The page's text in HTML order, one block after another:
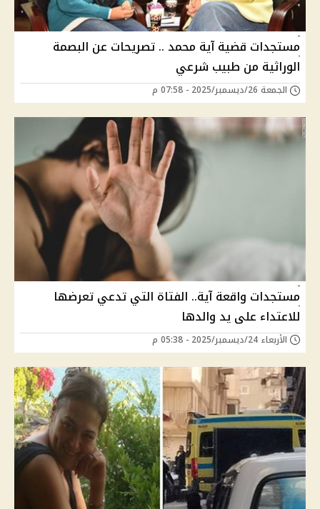
مستجدات قضية آية محمد .. تصريحات عن البصمة
الوراثية من طبيب شرعي
الجمعة 26/ديسمبر/2025 - 07:58 م
مستجدات واقعة آية.. الفتاة التي تدعي تعرضها
للاعتداء على يد والدها
الأربعاء 24/ديسمبر/2025 - 05:38 م